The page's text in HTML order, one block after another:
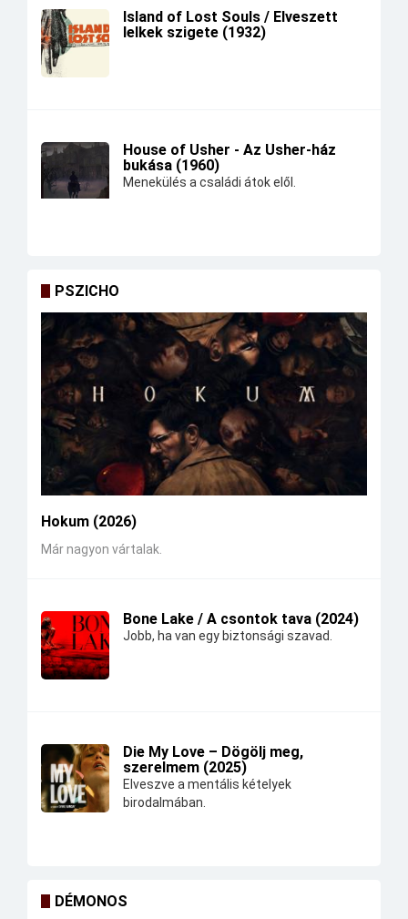
Island of Lost Souls / Elveszett
lelkek szigete (1932)
House of Usher - Az Usher-ház
bukása (1960)
Menekülés a családi átok elől.
PSZICHO
Hokum (2026)
Már nagyon vártalak.
Bone Lake / A csontok tava (2024)
Jobb, ha van egy biztonsági szavad.
Die My Love – Dögölj meg,
szerelmem (2025)
Elveszve a mentális kételyek
birodalmában.
DÉMONOS